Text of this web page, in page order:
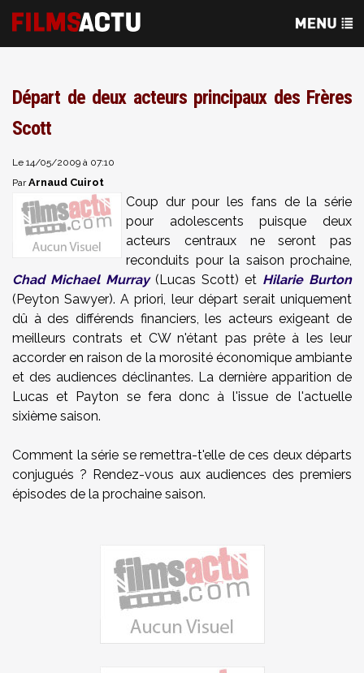
Départ de deux acteurs principaux des Frères
Scott
Le 14/05/2009 à 07:10
ParArnaud Cuirot
Coup dur pour les fans de la série
pour adolescents puisque deux
acteurs centraux ne seront pas
reconduits pour la saison prochaine,
Chad Michael Murray(Lucas Scott) et Hilarie Burton
(Peyton Sawyer). A priori, leur départ serait uniquement
dû à des différends financiers, les acteurs exigeant de
meilleurs contrats et CW n'étant pas prête à les leur
accorder en raison de la morosité économique ambiante
et des audiences déclinantes. La dernière apparition de
Lucas et Payton se fera donc à l'issue de l'actuelle
sixième saison.
Comment la série se remettra-t'elle de ces deux départs
conjugués ? Rendez-vous aux audiences des premiers
épisodes de la prochaine saison.